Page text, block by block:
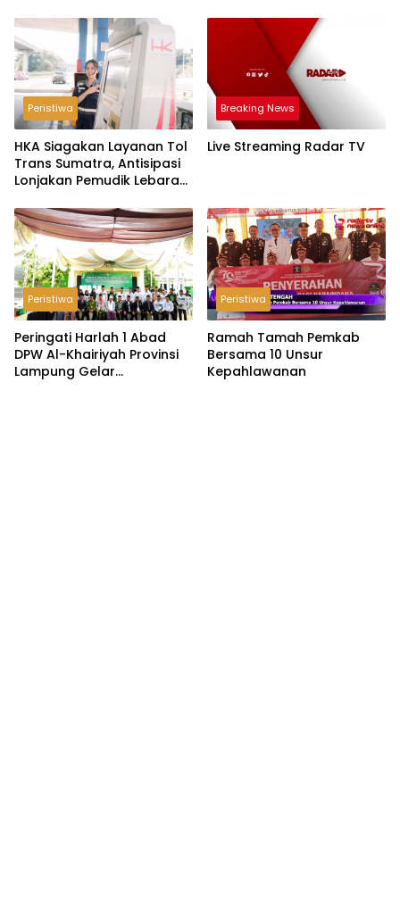
Hantu
Peristiwa
HKA Siagakan Layanan Tol
Trans Sumatra, Antisipasi
Lonjakan Pemudik Lebaran
Breaking News
Live Streaming Radar TV
Peristiwa
Peringati Harlah 1 Abad
DPW Al-Khairiyah Provinsi
Lampung Gelar
Peristiwa
Ramah Tamah Pemkab
Bersama 10 Unsur
Kepahlawanan